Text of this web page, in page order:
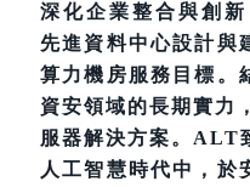
深化企業整合與創
先進資料中心設計與
算力機房服務目標。
資安領域的長期實力
服器解決方案。ALT
人工智慧時代中，於